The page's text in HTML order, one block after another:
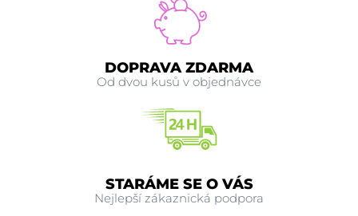
DOPRAVA ZDARMA
Od dvou kusů v objednávce
STARÁME SE O VÁS
Nejlepší zákaznická podpora